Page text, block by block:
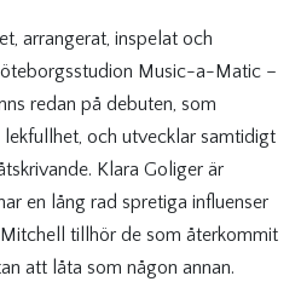
arrangerat, inspelat och
Music-a-Matic –
redan på debuten, som
och utvecklar samtidigt
Klara Goliger är
en lång rad spretiga influenser
tillhör de som återkommit
att låta som någon annan.